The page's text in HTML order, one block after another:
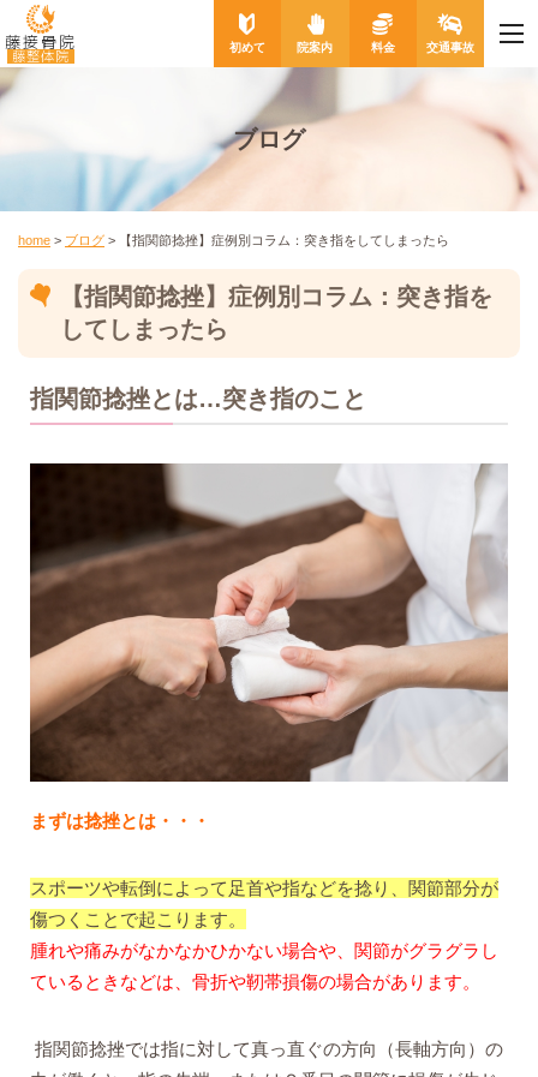
藤接骨院
藤整体院 初めて 院案内 料金 交通事故
ブログ
home > ブログ > 【指関節捻挫】症例別コラム：突き指をしてしまったら
【指関節捻挫】症例別コラム：突き指を
してしまったら
指関節捻挫とは…突き指のこと
まずは捻挫とは・・・
スポーツや転倒によって足首や指などを捻り、関節部分が
傷つくことで起こります。
腫れや痛みがなかなかひかない場合や、関節がグラグラし
ているときなどは、骨折や靭帯損傷の場合があります。
指関節捻挫では指に対して真っ直ぐの方向（長軸方向）の